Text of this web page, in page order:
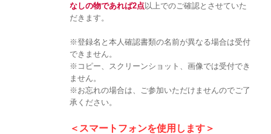
なしの物であれば2点以上でのご確認とさせていた
だきます。
※登録名と本人確認書類の名前が異なる場合は受付
できません。
※コピー、スクリーンショット、画像では受付でき
ません。
※お忘れの場合は、ご参加いただけませんのでご了
承ください。
＜スマートフォンを使用します＞